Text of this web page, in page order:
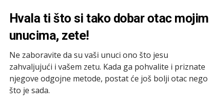
Hvala ti što si tako dobar otac mojim
unucima, zete!
Ne zaboravite da su vaši unuci ono što jesu
zahvaljujući i vašem zetu. Kada ga pohvalite i priznate
njegove odgojne metode, postat će još bolji otac nego
što je sada.